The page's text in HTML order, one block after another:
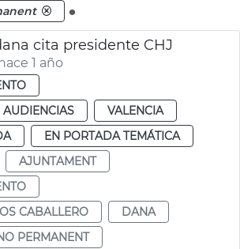
cita presidente CHJ
1 año
VALENCIA
EN PORTADA TEMÁTICA
AJUNTAMENT
CABALLERO
DANA
PERMANENT